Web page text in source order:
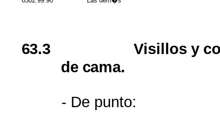
63.3 Visillos y
de cama.
- De punto: